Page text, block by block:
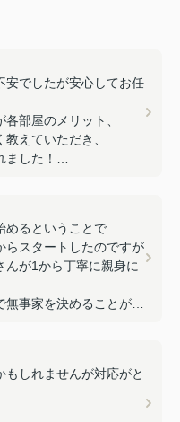
安でしたが安心してお任
部屋のメリット、
えていただき、
した！
めるということで
らスタートしたのですが
んが1から丁寧に親身に
事家を決めることがで
してくださったり、
してしまったのにも関
しれませんが対応がと